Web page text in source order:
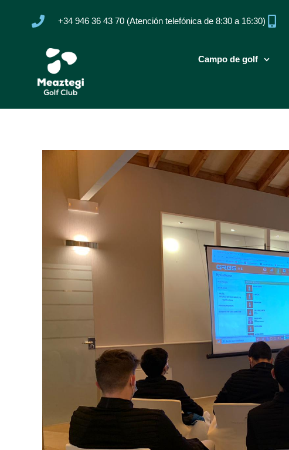
+34 946 36 43 70 (Atención telefónica de 8:30 a 16:30)
Campo de golf